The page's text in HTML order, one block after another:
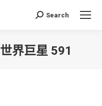
Search:
Search
世界巨星 591